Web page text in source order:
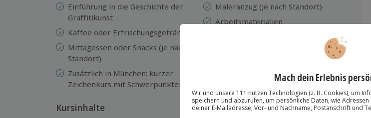
Einführung in die Geschichte der
Graffitikunst
Kaffee oder Erfrischungsgetränk
Mittagessen oder Snacks (je nach
Standort)
Zusätzlich in München: kurzer
Zeichenkurs mit Schwerpunkten auf
Maleranzug (je nach Standort)
Arbeitsmaterialien
Am Standort Raum Wiesbaden findet
die Gestaltung auf Keilrahmen-
Leinwandflächen statt, die später
Kursinhalte